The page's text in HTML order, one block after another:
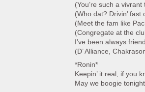
(You’re such a
(Who dat? Drivin’ fast
(Meet the fam like
(Congregate at the
I’ve been always
(D’ Alliance,
*Ronin*
Keepin’ it real, if you
May we boogie